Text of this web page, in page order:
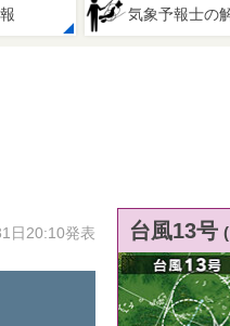
気象予報士の
日20:10発表 台風13号